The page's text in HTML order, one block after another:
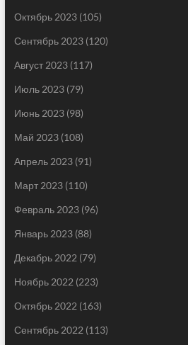
Октябрь 2023(105)
Сентябрь 2023(120)
Август 2023(117)
Июль 2023(79)
Июнь 2023(98)
Май 2023(108)
Апрель 2023(91)
Март 2023(110)
Февраль 2023(96)
Январь 2023(88)
Декабрь 2022 (79)
Ноябрь 2022 (223)
Октябрь 2022 (163)
Сентябрь 2022 (113)